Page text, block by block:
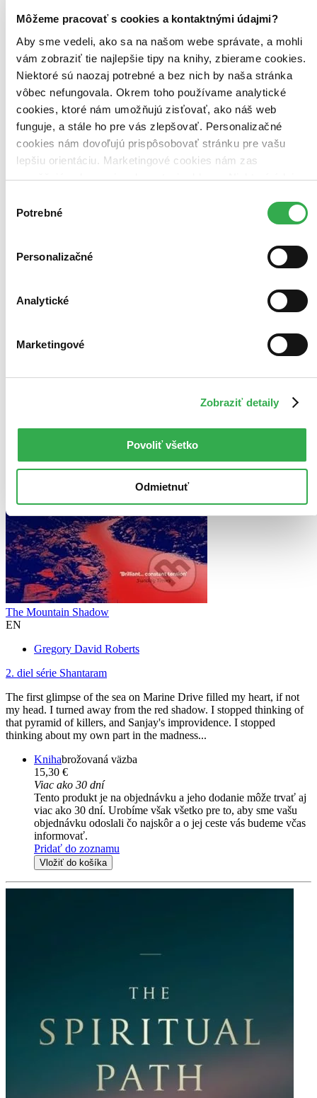
Môžeme pracovať s cookies a kontaktnými údajmi?
Aby sme vedeli, ako sa na našom webe správate, a mohli
vám zobraziť tie najlepšie tipy na knihy, zbierame cookies.
Niektoré sú naozaj potrebné a bez nich by naša stránka
vôbec nefungovala. Okrem toho používame analytické
cookies, ktoré nám umožňujú zisťovať, ako náš web
funguje, a stále ho pre vás zlepšovať. Personalizačné
cookies nám dovoľujú prispôsobovať stránku pre vašu
lepšiu orientáciu. Marketingové cookies nám zas
umožňujú zobrazenie relevantnej reklamy. Niektoré údaje
keby sme mohli používať všetky tieto cookies. Ďakujeme!
súhlasu
Potrebné
Personalizačné
Analytické
Marketingové
Zobraziť detaily
Povoliť všetko
Odmietnuť
Gregory David Roberts
A novel of high adventure, great storytelling and moral purpose,
based on an extraordinary true story of eight years in the Bombay
underworld. 'In the early 80s, Gregory David Roberts, an armed
robber and heroin addict, escaped from an ...
Kniha brožovaná väzba
17,00 €
Na sklade 1 ks
Túto knihu máme síce aktuálne na sklade, máme však už iba
posledné kusy. Ak ju chcete mať rýchlo, ponáhľajte sa!
Dodanie ďalších môže trvať dlhšie, zvyčajne do 32 dní.
Pridať do zoznamu
E-kniha
vypršala. Nemôžeme ho už bohužiaľ predávať :-(
Pridať do zoznamu
The Mountain Shadow
EN
Gregory David Roberts
2. diel série Shantaram
The first glimpse of the sea on Marine Drive filled my heart, if not
my head. I turned away from the red shadow. I stopped thinking of
that pyramid of killers, and Sanjay's improvidence. I stopped
thinking about my own part in the madness...
Knihabrožovaná väzba
15,30 €
Viac ako 30 dní
Tento produkt je na objednávku a jeho dodanie môže trvať aj
viac ako 30 dní. Urobíme však všetko pre to, aby sme vašu
objednávku odoslali čo najskôr a o jej ceste vás budeme včas
informovať.
Pridať do zoznamu
Vložiť do košíka